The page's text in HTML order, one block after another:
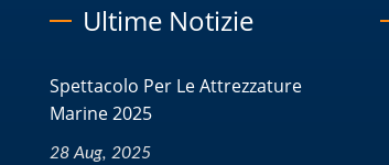
Ultime Notizie
Spettacolo Per Le Attrezzature
Marine 2025
28 Aug, 2025